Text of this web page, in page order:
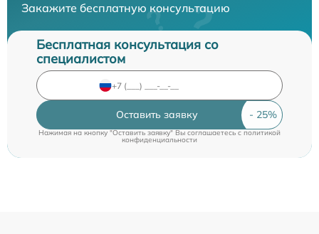
Закажите бесплатную консультацию
Бесплатная консультация со
специалистом
Оставить заявку
Нажимая на кнопку "Оставить заявку" Вы соглашаетесь cполитикой
конфиденциальности